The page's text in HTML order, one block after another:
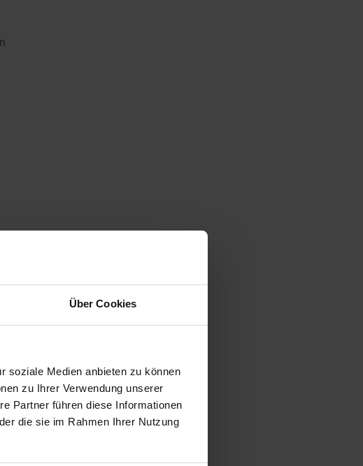
Über Cookies
soziale Medien anbieten zu können
zu Ihrer Verwendung unserer
Partner führen diese Informationen
die sie im Rahmen Ihrer Nutzung